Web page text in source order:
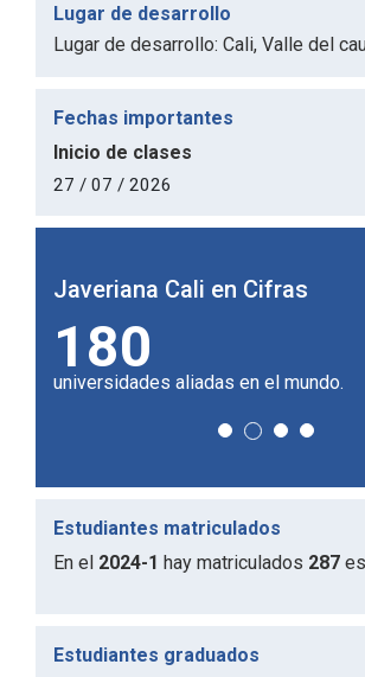
Lugar de desarrollo
Lugar de desarrollo: Cali, Valle del
Fechas importantes
Inicio de clases
27 / 07 / 2026
Javeriana Cali en Cifras
180
universidades aliadas en el mundo.
Estudiantes matriculados
En el 2024-1 hay matriculados 287
Estudiantes graduados